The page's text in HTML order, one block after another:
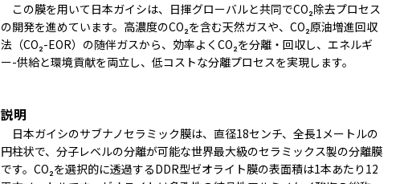
この膜を用いて日本ガイシは、日揮グローバルと共同でCO₂除去プロセス
の開発を進めています。高濃度のCO₂を含む天然ガスや、CO₂原油増進回収
法（CO₂-EOR）の随伴ガスから、効率よくCO₂を分離・回収し、エネルギ
ー-供給と環境貢献を両立し、低コストな分離プロセスを実現します。
説明
日本ガイシのサブナノセラミック膜は、直径18センチ、全長1メートルの
円柱状で、分子レベルの分離が可能な世界最大級のセラミックス製の分離膜
です。CO₂を選択的に透過するDDR型ゼオライト膜の表面積は1本あたり12